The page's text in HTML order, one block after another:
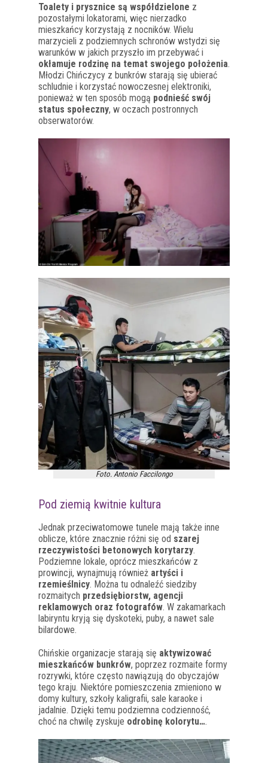
Toalety i prysznice są współdzielone z
pozostałymi lokatorami, więc nierzadko
mieszkańcy korzystają z nocników. Wielu
marzycieli z podziemnych schronów wstydzi się
warunków w jakich przyszło im przebywać i
okłamuje rodzinę na temat swojego położenia.
Młodzi Chińczycy z bunkrów starają się ubierać
schludnie i korzystać nowoczesnej elektroniki,
ponieważ w ten sposób mogą podnieść swój
status społeczny, w oczach postronnych
obserwatorów.
Foto. Antonio Faccilongo
Pod ziemią kwitnie kultura
Jednak przeciwatomowe tunele mają także inne
oblicze, które znacznie różni się od szarej
rzeczywistości betonowych korytarzy.
Podziemne lokale, oprócz mieszkańców z
prowincji, wynajmują również artyści i
rzemieślnicy. Można tu odnaleźć siedziby
rozmaitych przedsiębiorstw, agencji
reklamowych oraz fotografów. W zakamarkach
labiryntu kryją się dyskoteki, puby, a nawet sale
bilardowe.
Chińskie organizacje starają się aktywizować
mieszkańców bunkrów, poprzez rozmaite formy
rozrywki, które często nawiązują do obyczajów
tego kraju. Niektóre pomieszczenia zmieniono w
domy kultury, szkoły kaligrafii, sale karaoke i
jadalnie. Dzięki temu podziemna codzienność,
choć na chwilę zyskuje odrobinę kolorytu….